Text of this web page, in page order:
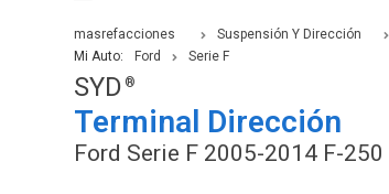
masrefacciones Suspensión Y Dirección
Mi Auto:
Ford Serie F
SYD
Terminal Dirección
Ford Serie F 2005-2014 F-250